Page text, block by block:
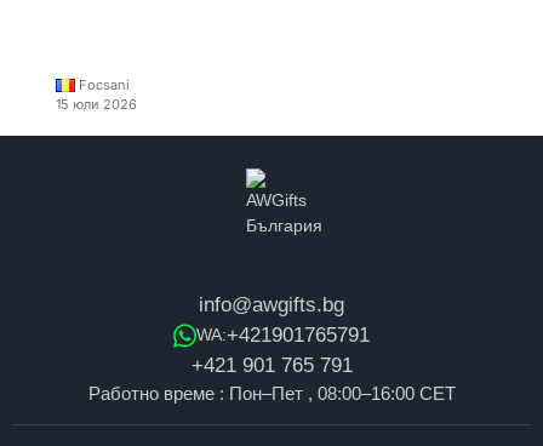
Focsani
15 юли 2026
info@awgifts.bg
WA:+421901765791
+421 901 765 791
Работно време : Пон–Пет , 08:00–16:00 CET